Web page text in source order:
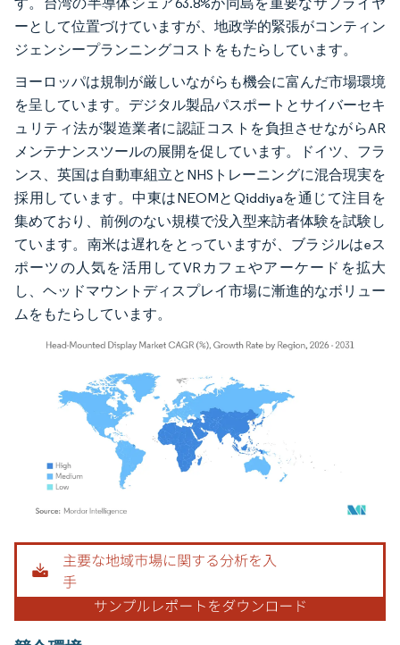
ーとして位置づけていますが、地政学的緊張がコンティン
ジェンシープランニングコストをもたらしています。
ヨーロッパは規制が厳しいながらも機会に富んだ市場環境
を呈しています。デジタル製品パスポートとサイバーセキ
ュリティ法が製造業者に認証コストを負担させながらAR
メンテナンスツールの展開を促しています。ドイツ、フラ
ンス、英国は自動車組立とNHSトレーニングに混合現実を
採用しています。中東はNEOMとQiddiyaを通じて注目を
集めており、前例のない規模で没入型来訪者体験を試験し
ています。南米は遅れをとっていますが、ブラジルはeス
ポーツの人気を活用してVRカフェやアーケードを拡大
し、ヘッドマウントディスプレイ市場に漸進的なボリュー
ムをもたらしています。
画像 © Mordor Intelligence。再利用にはCC BY 4.0の表示が必要です。